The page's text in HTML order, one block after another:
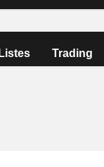
Listes Trading